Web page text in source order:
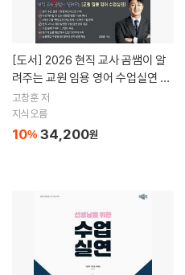
[도서]
려주는 교원 임용 영어 수업실연 체
크리스트&스크립트
고창훈 저
지식오름
10% 34,200원